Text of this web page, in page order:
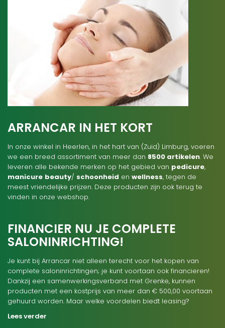
ARRANCAR IN HET KORT
In onze winkel in Heerlen, in het hart van (Zuid) Limburg, voeren
we een breed assortiment van meer dan 8500 artikelen. We
leveren alle bekende merken op het gebied van pedicure,
manicure beauty/ schoonheid en wellness, tegen de
meest vriendelijke prijzen. Deze producten zijn ook terug te
vinden in onze webshop.
FINANCIER NU JE COMPLETE
SALONINRICHTING!
Je kunt bij Arrancar niet alleen terecht voor het kopen van
complete saloninrichtingen; je kunt voortaan ook financieren!
Dankzij een samenwerkingsverband met Grenke, kunnen
producten met een kostprijs van meer dan € 500,00 voortaan
gehuurd worden. Maar welke voordelen biedt leasing?
Lees verder